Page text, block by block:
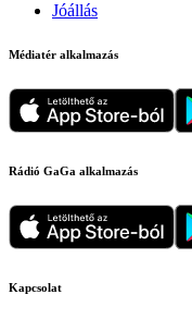
Jóállás
Médiatér alkalmazás
Rádió GaGa alkalmazás
Kapcsolat